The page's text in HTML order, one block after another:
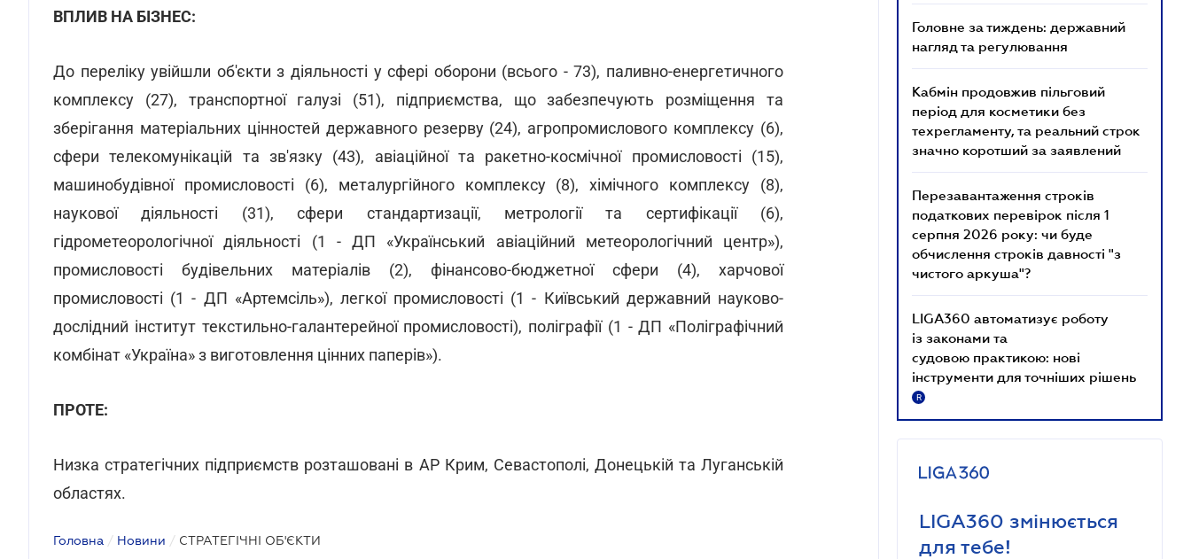
ВПЛИВ НА БІЗНЕС:
До переліку увійшли об'єкти з діяльності у сфері оборони (всього - 73), паливно-енергетичного
комплексу (27), транспортної галузі (51), підприємства, що забезпечують розміщення та
зберігання матеріальних цінностей державного резерву (24), агропромислового комплексу (6),
сфери телекомунікацій та зв'язку (43), авіаційної та ракетно-космічної промисловості (15),
машинобудівної промисловості (6), металургійного комплексу (8), хімічного комплексу (8),
наукової діяльності (31), сфери стандартизації, метрології та сертифікації (6),
гідрометеорологічної діяльності (1 - ДП «Український авіаційний метеорологічний центр»),
промисловості будівельних матеріалів (2), фінансово-бюджетної сфери (4), харчової
промисловості (1 - ДП «Артемсіль»), легкої промисловості (1 - Київський державний науково-
дослідний інститут текстильно-галантерейної промисловості), поліграфії (1 - ДП «Поліграфічний
комбінат «Україна» з виготовлення цінних паперів»).
ПРОТЕ:
Низка стратегічних підприємств розташовані в АР Крим, Севастополі, Донецькій та Луганській
областях.
Головна / Новини / СТРАТЕГІЧНІ ОБ'ЄКТИ
Головне за тиждень: державний
нагляд та регулювання
Кабмін продовжив пільговий
період для косметики без
техрегламенту, та реальний строк
значно коротший за заявлений
Перезавантаження строків
податкових перевірок після 1
серпня 2026 року: чи буде
обчислення строків давності "з
чистого аркуша"?
LIGA360 автоматизує роботу
із законами та
судовою практикою: нові
інструменти для точніших рішень
R
LIGA360 змінюється
для тебе!